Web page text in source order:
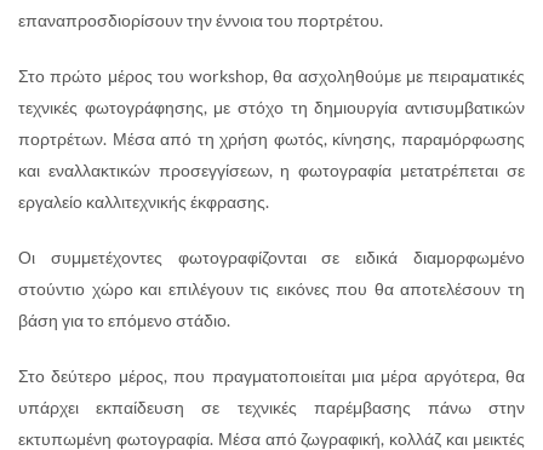
επαναπροσδιορίσουν την έννοια του πορτρέτου.
Στο πρώτο μέρος του workshop, θα ασχοληθούμε με πειραματικές
τεχνικές φωτογράφησης, με στόχο τη δημιουργία αντισυμβατικών
πορτρέτων. Μέσα από τη χρήση φωτός, κίνησης, παραμόρφωσης
και εναλλακτικών προσεγγίσεων, η φωτογραφία μετατρέπεται σε
εργαλείο καλλιτεχνικής έκφρασης.
Οι συμμετέχοντες φωτογραφίζονται σε ειδικά διαμορφωμένο
στούντιο χώρο και επιλέγουν τις εικόνες που θα αποτελέσουν τη
βάση για το επόμενο στάδιο.
Στο δεύτερο μέρος, που πραγματοποιείται μια μέρα αργότερα, θα
υπάρχει εκπαίδευση σε τεχνικές παρέμβασης πάνω στην
εκτυπωμένη φωτογραφία. Μέσα από ζωγραφική, κολλάζ και μεικτές